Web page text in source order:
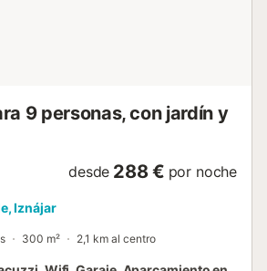
9 personas, con jardín y
desde 288 € por noche
Iznájar
300 m² 2,1 km al centro